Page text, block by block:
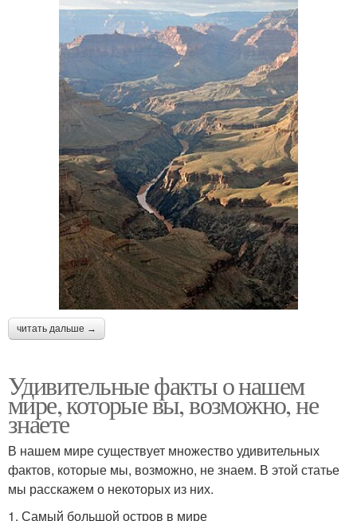
читать дальше →
Удивительные факты о нашем
мире, которые вы, возможно, не
знаете
В нашем мире существует множество удивительных
фактов, которые мы, возможно, не знаем. В этой статье
мы расскажем о некоторых из них.
1. Самый большой остров в мире